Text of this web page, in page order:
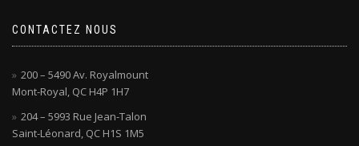
CONTACTEZ NOUS
200 – 5490 Av. Royalmount
Mont-Royal, QC H4P 1H7
204 – 5993 Rue Jean-Talon
Saint-Léonard, QC H1S 1M5